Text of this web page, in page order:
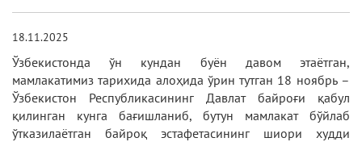
18.11.2025
Ўзбекистонда ўн кундан буён давом этаётган,
мамлакатимиз тарихида алоҳида ўрин тутган 18 ноябрь –
Ўзбекистон Республикасининг Давлат байроғи қабул
қилинган кунга бағишланиб, бутун мамлакат бўйлаб
ўтказилаётган байроқ эстафетасининг шиори худди